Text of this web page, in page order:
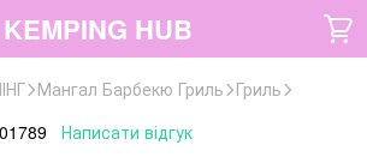
KEMPING HUB
Мангал Барбекю Гриль Гриль
Написати відгук